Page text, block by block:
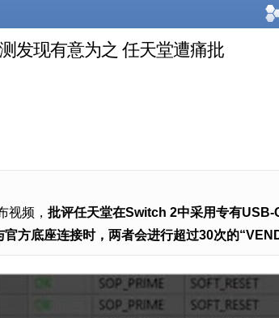
发现有意为之 任天堂遭痛批
视频， 批评任天堂在Switch 2中采用专有USB-
方底座连接时，两者会进行超过30次的